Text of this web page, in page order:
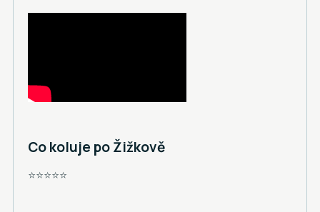
Co koluje po Žižkově
⭐⭐⭐⭐⭐